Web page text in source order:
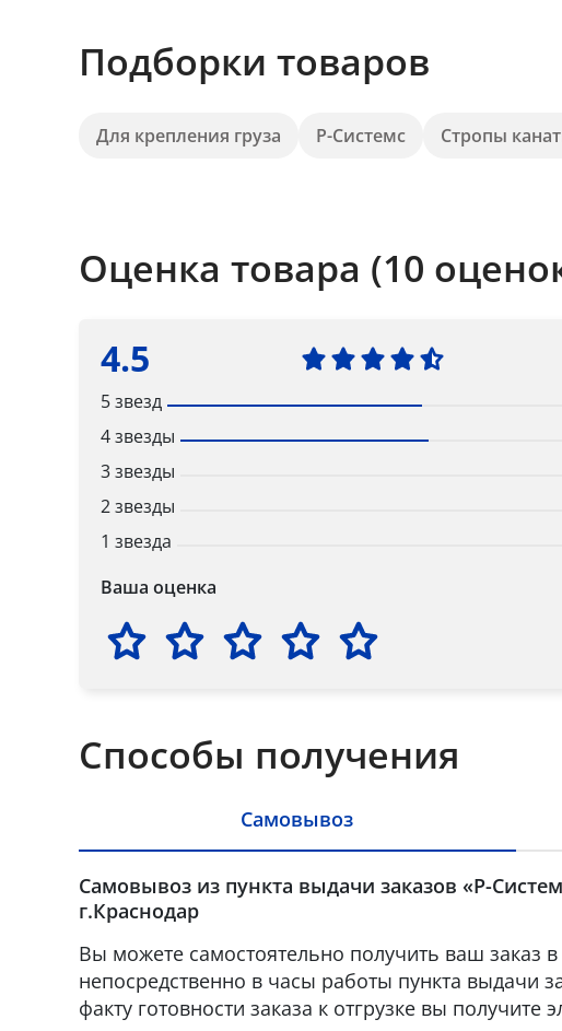
Подборки товаров
Для крепления груза Р-Системс Стропы
Оценка товара (10
4.5
5 звезд
4 звезды
3 звезды
2 звезды
1 звезда
Ваша оценка
Способы получения
Самовывоз
Самовывоз из пункта выдачи заказов «Р-
г.Краснодар
Вы можете самостоятельно получить ваш заказ
непосредственно в часы работы пункта выдачи
факту готовности заказа к отгрузке вы получите